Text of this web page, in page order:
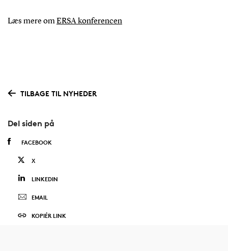
Læs mere omERSA konferencen
TILBAGE TIL NYHEDER
Del siden på
FACEBOOK
X
LINKEDIN
EMAIL
KOPIÉR LINK